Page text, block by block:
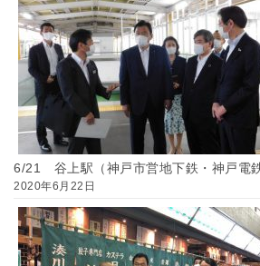
6/21 谷上駅（神戸市営地下鉄・神戸電
2020年6月22日